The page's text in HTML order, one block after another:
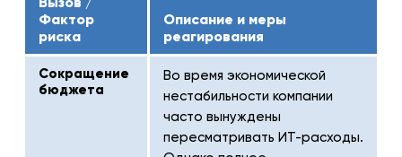
Фактор
риска
Описание и меры
реагирования
Сокращение
бюджета
Во время экономической
нестабильности компании
часто вынуждены
пересматривать ИТ-расходы.